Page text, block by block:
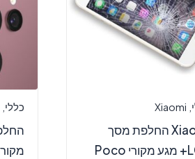
Xiaomi
Xiaomi החלפת מסך
LCD+ מגע מקורי Poco
כללי